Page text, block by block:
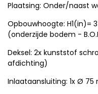
Plaatsing: Onder/naast
Opbouwhoogte: H1(in)=
(onderzijde bodem -
Deksel: 2x kunststof
afdichting)
Inlaataansluiting: 1x Ø 75